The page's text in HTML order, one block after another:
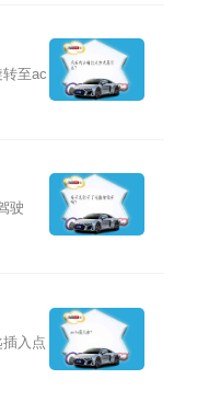
至ac
驶
入点